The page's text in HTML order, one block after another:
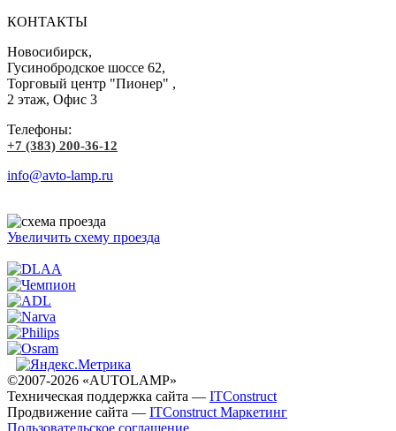
КОНТАКТЫ
Новосибирск,
Гусинобродское шоссе 62,
Торговый центр "Пионер" ,
2 этаж, Офис 3
Телефоны:
+7 (383) 200-36-12
info@avto-lamp.ru
Увеличить схему проезда
©2007-2026 «AUTOLAMP»
Техническая поддержка сайта — ITConstruct
Продвижение сайта — ITConstruct Маркетинг
Пользовательское соглашение